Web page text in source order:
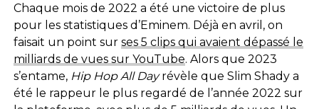
Chaque mois de 2022 a été une victoire de plus
pour les statistiques d’Eminem. Déjà en avril, on
faisait un point sur ses 5 clips qui avaient dépassé le
milliards de vues sur YouTube. Alors que 2023
s’entame, Hip Hop All Dayrévèle que Slim Shady a
été le rappeur le plus regardé de l’année 2022 sur